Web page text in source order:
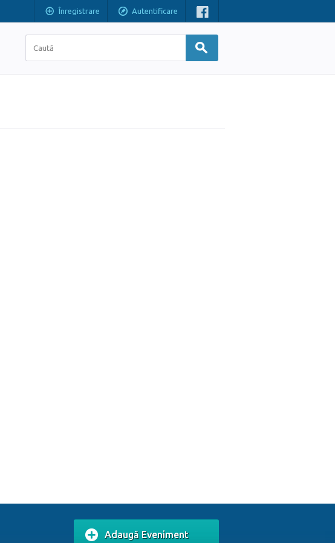
Înregistrare Autentificare
Adaugă Eveniment